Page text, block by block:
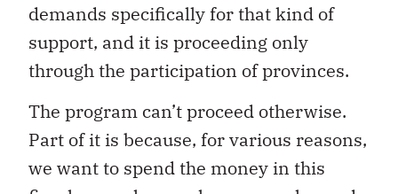
demands specifically for that kind of
support, and it is proceeding only
through the participation of provinces.
The program can’t proceed otherwise.
Part of it is because, for various reasons,
we want to spend the money in this